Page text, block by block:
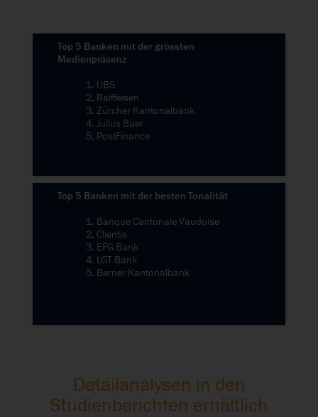
Top 5 Banken mit der grössten
Medienpräsenz
1. UBS
2. Raiffeisen
3. Zürcher Kantonalbank
4. Julius Baer
5. PostFinance
Top 5 Banken mit der besten Tonalität
1. Banque Cantonale Vaudoise
2. Clientis
3. EFG Bank
4. LGT Bank
5. Berner Kantonalbank
Detailanalysen in den
Studienberichten erhältlich